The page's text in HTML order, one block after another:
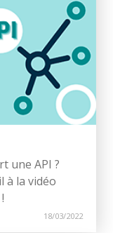
une API ?
à la vidéo
18/03/2022